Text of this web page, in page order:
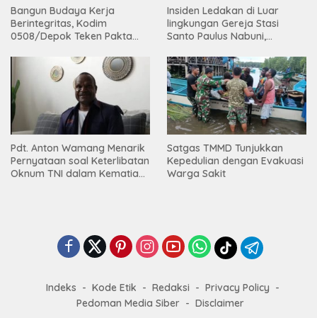
Bangun Budaya Kerja
Berintegritas, Kodim
0508/Depok Teken Pakta
Insiden Ledakan di Luar
lingkungan Gereja Stasi
Santo Paulus Nabuni,
Pdt. Anton Wamang Menarik
Pernyataan soal Keterlibatan
Oknum TNI dalam Kematian
Satgas TMMD Tunjukkan
Kepedulian dengan Evakuasi
Warga Sakit
Indeks Kode Etik Redaksi
Privacy Policy
Pedoman Media Siber
Disclaimer